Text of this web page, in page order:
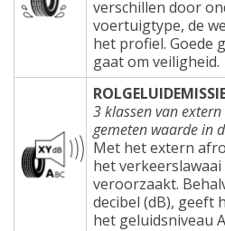
verschillen door
voertuigtype, de
het profiel. Goede
gaat om veiligheid.
3 klassen van
gemeten waarde in
Met het extern
het verkeerslawaai
veroorzaakt.
decibel (dB), geeft
het geluidsniveau